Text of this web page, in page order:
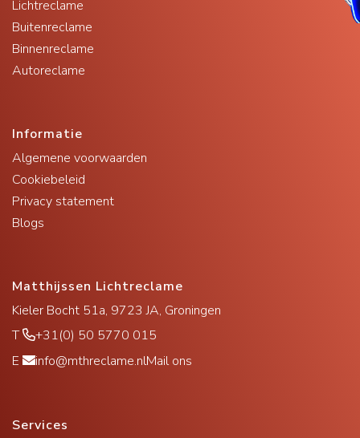
Lichtreclame
Buitenreclame
Binnenreclame
Autoreclame
Informatie
Algemene voorwaarden
Cookiebeleid
Privacy statement
Blogs
Matthijssen Lichtreclame
Kieler Bocht 51a, 9723 JA, Groningen
T
+31(0) 50 5770 015
E
info@mthreclame.nlMail ons
Services